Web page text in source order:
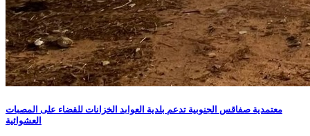
معتمدية صفاقس الجنوبية تدعم بلدية العوابد الخزانات للقضاء على المصبات
العشوائية